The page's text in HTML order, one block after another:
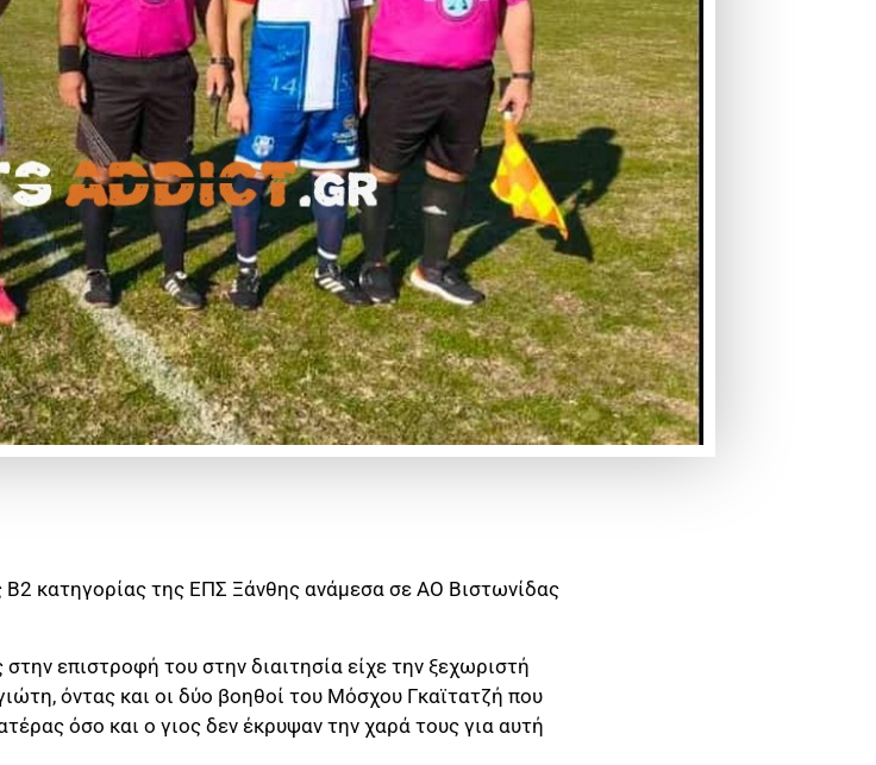
Β2 κατηγορίας της ΕΠΣ Ξάνθης ανάμεσα σε ΑΟ Βιστωνίδας
επιστροφή του στην διαιτησία είχε την ξεχωριστή
όντας και οι δύο βοηθοί του Μόσχου Γκαϊτατζή που
όσο και ο γιος δεν έκρυψαν την χαρά τους για αυτή